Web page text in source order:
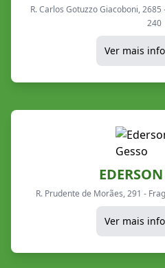
R. Carlos Gotuzzo Giacoboni,
240
Ver mais
R. Prudente de Morães, 291 -
Ver mais